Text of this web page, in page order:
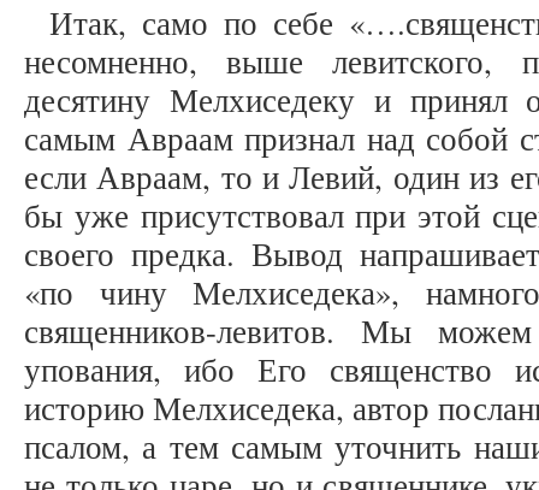
Итак, само по себе
несомненно, выше левитского,
десятину Мелхиседеку и принял
самым Авраам признал над собой
если Авраам, то и Левий, один из
бы уже присутствовал при этой
своего предка. Вывод
«по чину Мелхиседека»,
священников-левитов. Мы
упования, ибо Его священство
историю Мелхиседека, автор
псалом, а тем самым уточнить